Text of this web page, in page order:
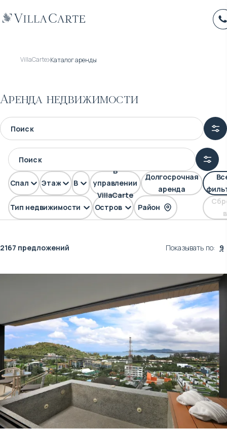
VillaCarte Каталог аренды
Аренда недвижимости
Тип недвижимости Остров Район
Спален Этажей Вид
В
управлении
VillaCarte
Долгосрочная
аренда
2167 предложений Показывать по: 9